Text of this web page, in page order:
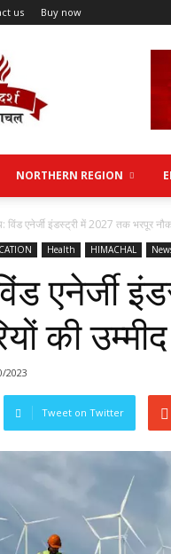
us Buy now
NORTHERN REGION
विंड एनेर्जी इंडस्ट्री में 2027 तक भरपूर
Health HIMACHAL
एनेर्जी
की उम्मीद
2023
Tweet on Twitter